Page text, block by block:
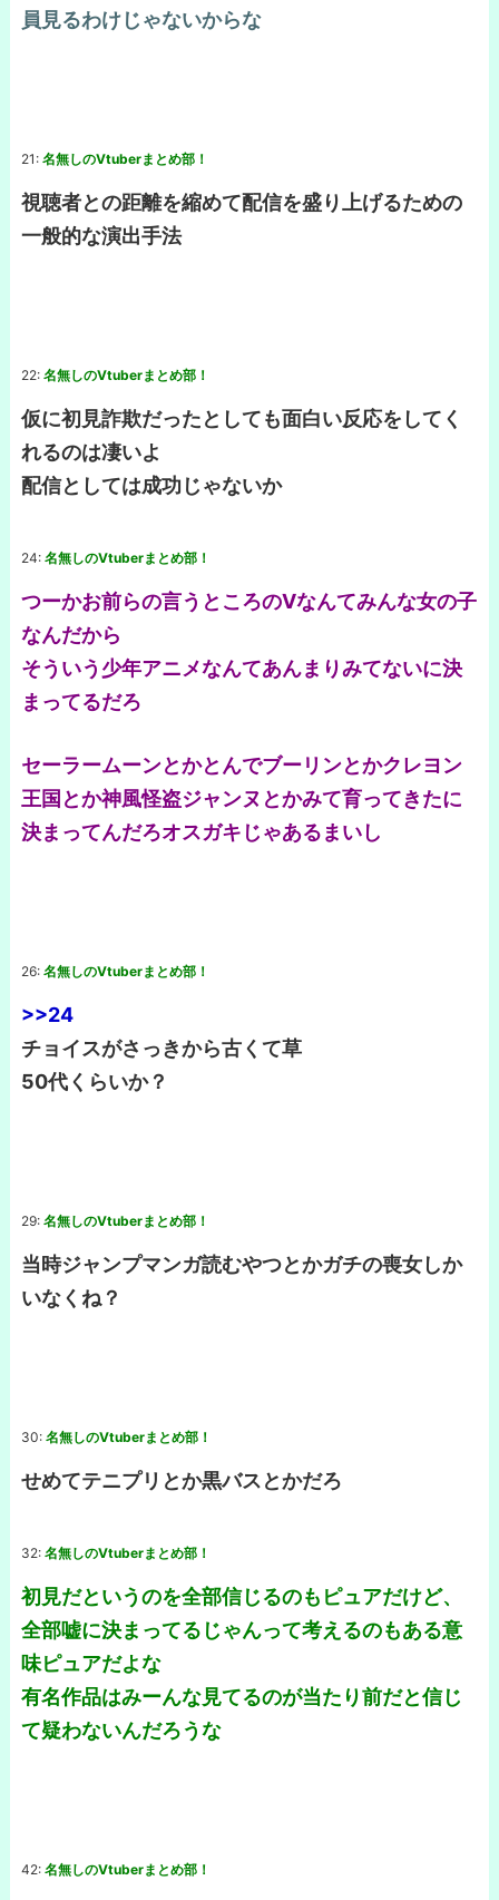
員見るわけじゃないからな
21: 名無しのVtuberまとめ部！
視聴者との距離を縮めて配信を盛り上げるための
一般的な演出手法
22: 名無しのVtuberまとめ部！
仮に初見詐欺だったとしても面白い反応をしてく
れるのは凄いよ
配信としては成功じゃないか
24: 名無しのVtuberまとめ部！
つーかお前らの言うところのVなんてみんな女の子
なんだから
そういう少年アニメなんてあんまりみてないに決
まってるだろ
セーラームーンとかとんでブーリンとかクレヨン
王国とか神風怪盗ジャンヌとかみて育ってきたに
決まってんだろオスガキじゃあるまいし
26: 名無しのVtuberまとめ部！
>>24
チョイスがさっきから古くて草
50代くらいか？
29: 名無しのVtuberまとめ部！
当時ジャンプマンガ読むやつとかガチの喪女しか
いなくね？
30: 名無しのVtuberまとめ部！
せめてテニプリとか黒バスとかだろ
32: 名無しのVtuberまとめ部！
初見だというのを全部信じるのもピュアだけど、
全部嘘に決まってるじゃんって考えるのもある意
味ピュアだよな
有名作品はみーんな見てるのが当たり前だと信じ
て疑わないんだろうな
42: 名無しのVtuberまとめ部！